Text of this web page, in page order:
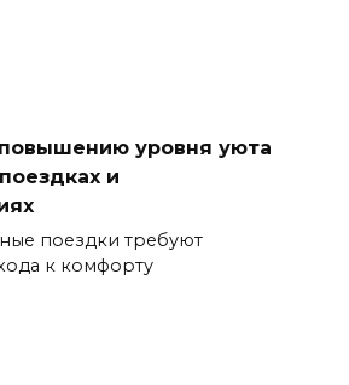
уровня уюта
и
поездки требуют
к комфорту